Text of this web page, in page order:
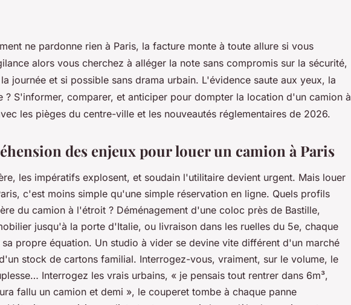
à Paris : les
économiser
ne pardonne rien à Paris, la facture monte à toute allure si vous
alors vous cherchez à alléger la note sans compromis sur la sécurité,
journée et si possible sans drama urbain. L'évidence saute aux yeux, la
? S'informer, comparer, et anticiper pour dompter la location d'un camion à
les pièges du centre-ville et les nouveautés réglementaires de 2026.
des enjeux pour louer un camion à Paris
les impératifs explosent, et soudain l'utilitaire devient urgent. Mais louer
c'est moins simple qu'une simple réservation en ligne. Quels profils
du camion à l'étroit ? Déménagement d'une coloc près de Bastille,
jusqu'à la porte d'Italie, ou livraison dans les ruelles du 5e, chaque
propre équation. Un studio à vider se devine vite différent d'un marché
stock de cartons familial. Interrogez-vous, vraiment, sur le volume, le
Interrogez les vrais urbains, « je pensais tout rentrer dans 6m³,
fallu un camion et demi », le couperet tombe à chaque panne